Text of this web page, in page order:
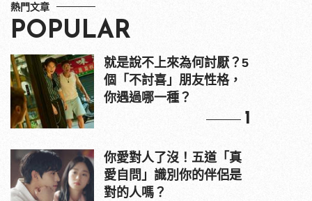
熱門文章
POPULAR
就是說不上來為何討厭？5
個「不討喜」朋友性格，
你遇過哪一種？
1
你愛對人了沒！五道「真
愛自問」識別你的伴侶是
對的人嗎？